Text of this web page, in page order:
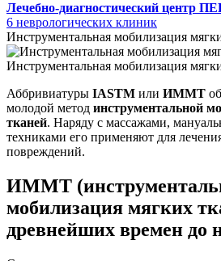
Лечебно-диагностический центр
6 неврологических клиник
Инструментальная мобилизация
Инструментальная мобилизация
Аббривиатуры IASTM или ИММТ
молодой метод инструментальной
тканей. Наряду с массажами,
техниками его применяют для
повреждений.
ИММТ
мобилизация мягких
древнейших времен до